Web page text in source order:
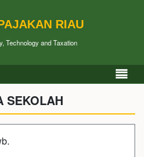
RIAU
Technology and Taxation
SEKOLAH